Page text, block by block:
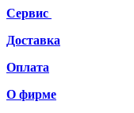
Сервис
Доставка
Оплата
О фирме